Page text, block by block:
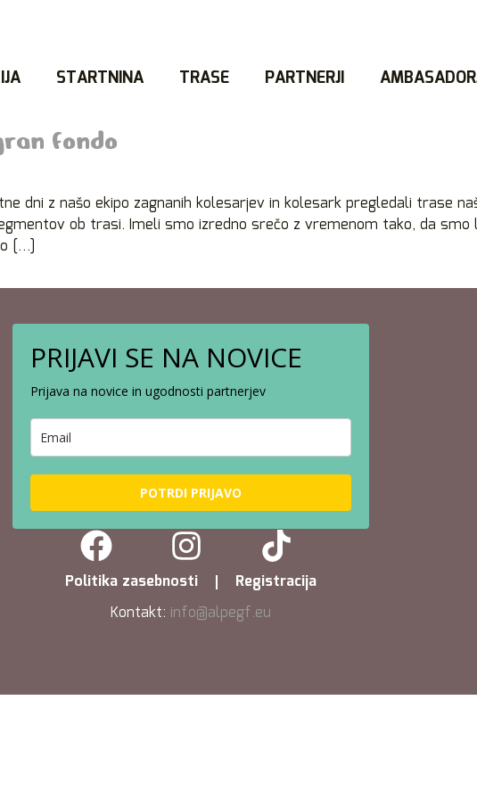
STARTNINA TRASE PARTNERJI
fondo
dni z našo ekipo zagnanih kolesarjev in kolesark pregledali trase
ob trasi. Imeli smo izredno srečo z vremenom tako, da
[…]
PRIJAVI SE NA NOVICE
Prijava na novice in ugodnosti partnerjev
POTRDI PRIJAVO
Politika zasebnosti
Registracija
Kontakt: info@alpegf.eu